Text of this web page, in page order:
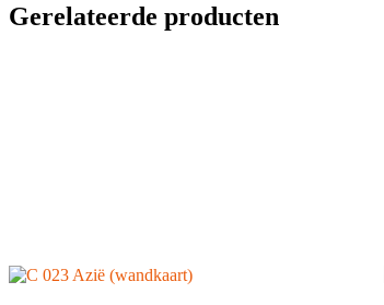
Gerelateerde producten